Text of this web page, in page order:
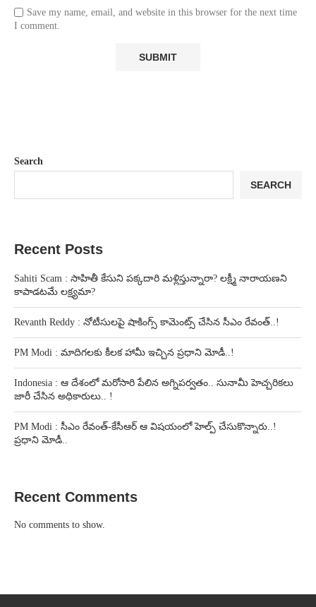
Save my name, email, and website in this browser for the next time
I comment.
Search
SEARCH
Recent Posts
Sahiti Scam : సాహితీ కేసుని పక్కదారి మళ్లిస్తున్నారా? లక్ష్మీ నారాయణని
కాపాడటమే లక్ష్యమా?
Revanth Reddy : నోటీసులపై షాకింగ్స్ కామెంట్స్ చేసిన సీఎం రేవంత్..!
PM Modi : మాదిగలకు కీలక హామీ ఇచ్చిన ప్రధాని మోడీ..!
Indonesia : ఆ దేశంలో మరోసారి పేలిన అగ్నిపర్వతం.. సునామీ హెచ్చరికలు
జారీ చేసిన అధికారులు.. !
PM Modi : సీఎం రేవంత్-కేసీఆర్ ఆ విషయంలో హెల్ప్ చేసుకొన్నారు..!
ప్రధాని మోడీ..
Recent Comments
No comments to show.